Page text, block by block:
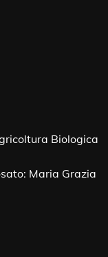
Biologica
Maria Grazia